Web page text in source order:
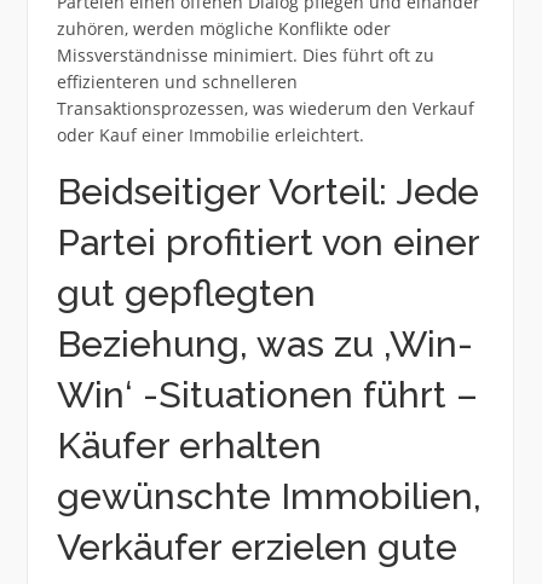
zuhören, werden mögliche Konflikte oder
Missverständnisse minimiert. Dies führt oft zu
effizienteren und schnelleren
Transaktionsprozessen, was wiederum den Verkauf
oder Kauf einer Immobilie erleichtert.
Beidseitiger Vorteil: Jede
Partei profitiert von einer
gut gepflegten
Beziehung, was zu ‚Win-
Win‘ -Situationen führt –
Käufer erhalten
gewünschte Immobilien,
Verkäufer erzielen gute